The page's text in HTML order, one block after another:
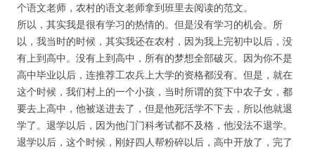
个语文老师，农村的语文老师拿到班里去阅读的范文。
所以，其实我是很有学习的热情的。但是没有学习的机会。所
以，我当时的时候，其实我还在农村，因为我上完初中以后，没
有上到高中。没有上到高中，所有的梦想全部破灭。因为你不是
高中毕业以后，连推荐工农兵上大学的资格都没有。但是，就在
这个时候，我们村上的一个小孩，当时所谓的贫下中农子女，都
要去上高中，他被送进去了，但是他死活学不下去，所以他就退
学了。退学以后，因为他门门科考试都不及格，他没法不退学。
退学以后，这个时候，刚好四人帮粉碎以后，高中开放了，完了